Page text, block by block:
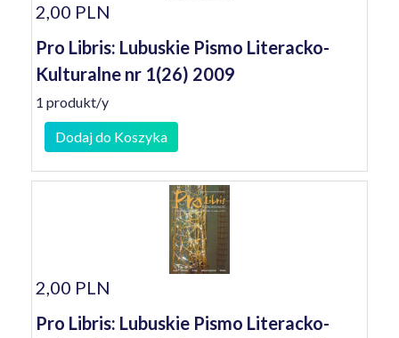
2,00 PLN
Pro Libris: Lubuskie Pismo Literacko-
Kulturalne nr 1(26) 2009
1 produkt/y
Dodaj do Koszyka
2,00 PLN
Pro Libris: Lubuskie Pismo Literacko-